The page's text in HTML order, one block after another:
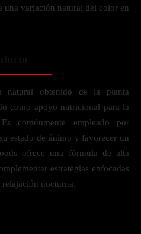
una variación natural del color en
natural obtenido de la planta
como apoyo nutricional para la
comúnmente empleado por
estado de ánimo y favorecer un
ofrece una fórmula de alta
estrategias enfocadas
nocturna.